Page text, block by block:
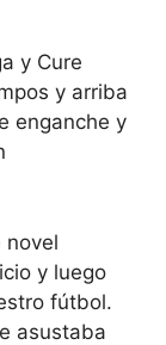
y Cure
y arriba
enganche y
novel
y luego
fútbol.
asustaba